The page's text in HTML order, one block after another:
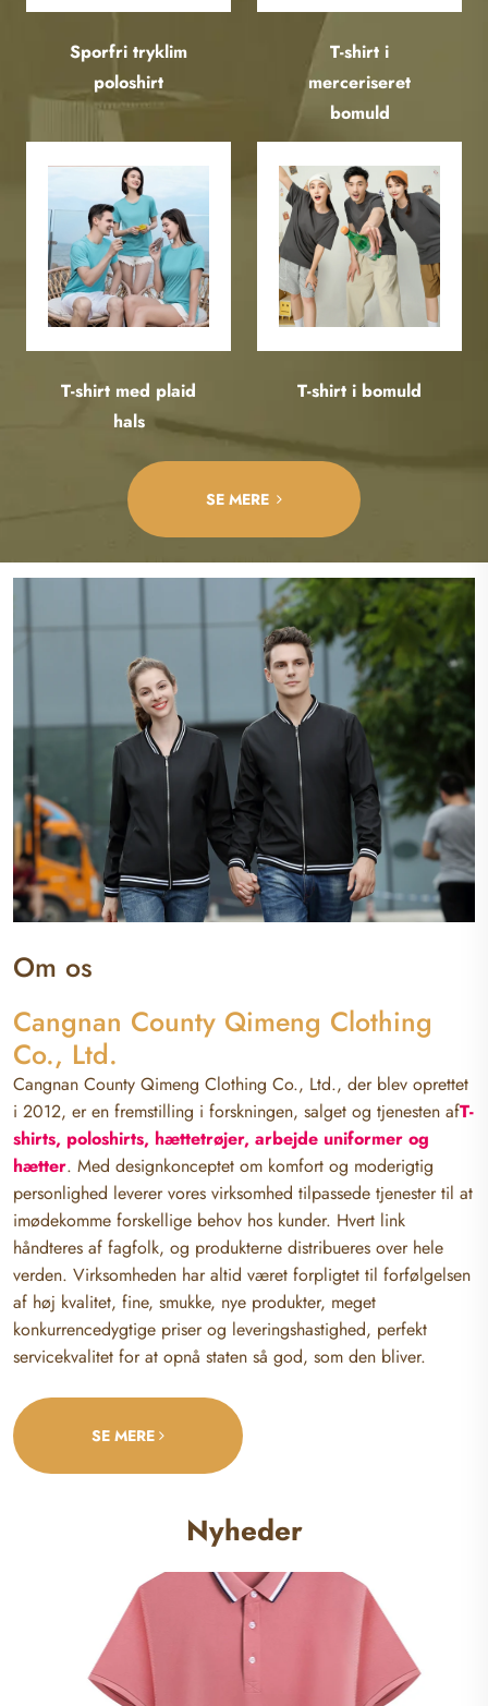
Sporfri tryklim
poloshirt
T-shirt i
merceriseret
bomuld
T-shirt med plaid
hals
T-shirt i bomuld
SE MERE
Om os
Cangnan County Qimeng Clothing
Co., Ltd.
Cangnan County Qimeng Clothing Co., Ltd., der blev oprettet
i 2012, er en fremstilling i forskningen, salget og tjenesten afT-
shirts, poloshirts, hættetrøjer, arbejde uniformer og
hætter. Med designkonceptet om komfort og moderigtig
personlighed leverer vores virksomhed tilpassede tjenester til at
imødekomme forskellige behov hos kunder. Hvert link
håndteres af fagfolk, og produkterne distribueres over hele
verden. Virksomheden har altid været forpligtet til forfølgelsen
af ​​høj kvalitet, fine, smukke, nye produkter, meget
konkurrencedygtige priser og leveringshastighed, perfekt
servicekvalitet for at opnå staten så god, som den bliver.
SE MERE
Nyheder